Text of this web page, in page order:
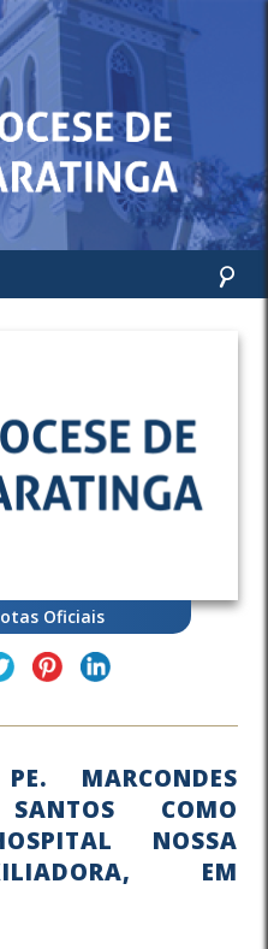
Oficiais
MARCONDES
COMO
NOSSA
EM